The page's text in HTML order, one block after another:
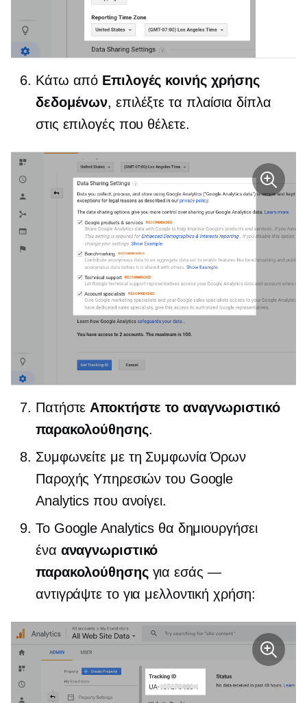
Κάτω από Επιλογές κοινής χρήσης
δεδομένων, επιλέξτε τα πλαίσια δίπλα
στις επιλογές που θέλετε.
Πατήστε Αποκτήστε το αναγνωριστικό
παρακολούθησης.
Συμφωνείτε με τη Συμφωνία Όρων
Παροχής Υπηρεσιών του Google
Analytics που ανοίγει.
Το Google Analytics θα δημιουργήσει
ένα αναγνωριστικό
παρακολούθησηςγια εσάς —
αντιγράψτε το για μελλοντική χρήση: